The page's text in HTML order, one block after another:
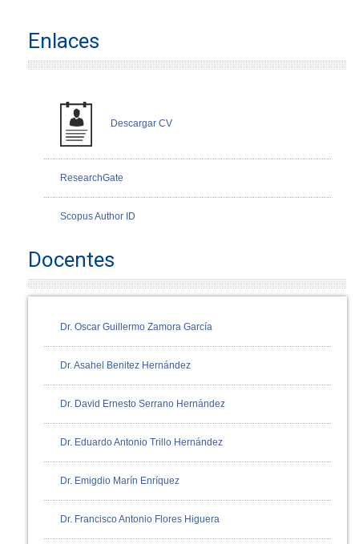
Enlaces
Descargar CV
ResearchGate
Scopus Author ID
Docentes
Dr. Oscar Guillermo Zamora García
Dr. Asahel Benitez Hernández
Dr. David Ernesto Serrano Hernández
Dr. Eduardo Antonio Trillo Hernández
Dr. Emigdio Marín Enríquez
Dr. Francisco Antonio Flores Higuera